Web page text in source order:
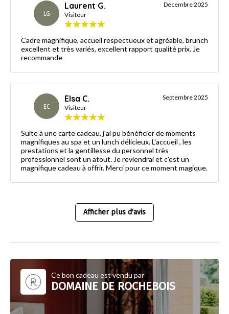
LG
Laurent G.
Visiteur
Décembre 2025
Cadre magnifique, accueil respectueux et agréable, brunch
excellent et très variés, excellent rapport qualité prix. Je
recommande
EC
Elsa C.
Visiteur
Septembre 2025
Suite à une carte cadeau, j'ai pu bénéficier de moments
magnifiques au spa et un lunch délicieux. L'accueil , les
prestations et la gentillesse du personnel très
professionnel sont un atout. Je reviendrai et c'est un
magnifique cadeau à offrir. Merci pour ce moment magique.
Afficher plus d'avis
Ce bon cadeau est vendu par
DOMAINE DE ROCHEBOIS